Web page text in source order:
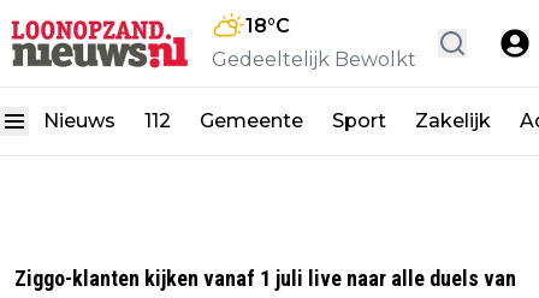
18°C
Gedeeltelijk Bewolkt
Nieuws 112 Gemeente Sport Zakelijk
Ziggo-klanten kijken vanaf 1 juli live naar alle duels van